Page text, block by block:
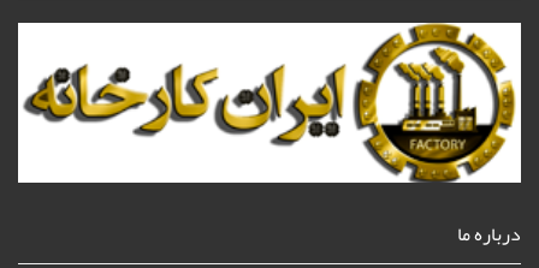
درباره ما